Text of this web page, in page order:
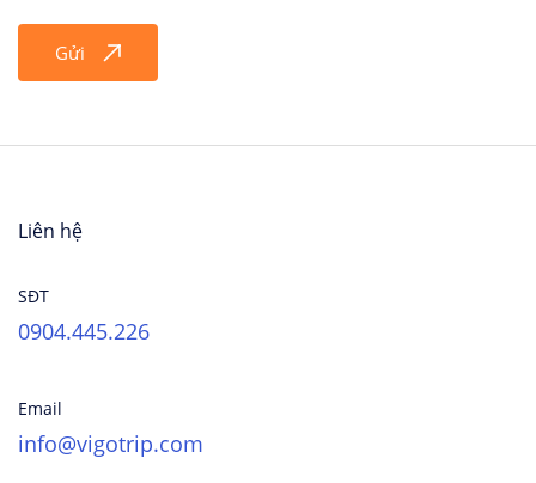
Gửi
Liên hệ
SĐT
0904.445.226
Email
info@vigotrip.com